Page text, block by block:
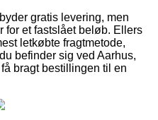
gratis levering, men
for et fastslået beløb. Ellers
letkøbte fragtmetode,
befinder sig ved Aarhus,
bragt bestillingen til en